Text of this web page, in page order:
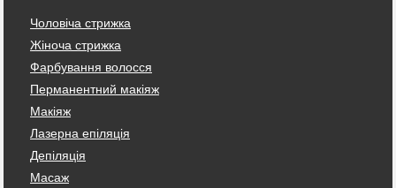
Чоловіча стрижка
Жіноча стрижка
Фарбування волосся
Перманентний макіяж
Макіяж
Лазерна епіляція
Депіляція
Масаж